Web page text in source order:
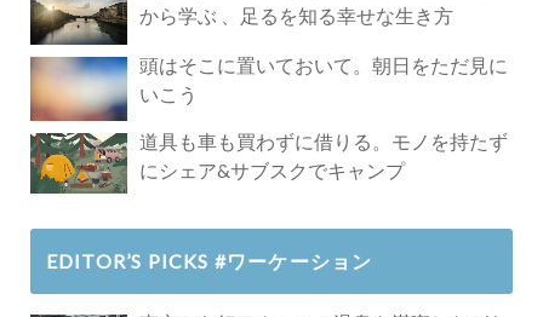
から学ぶ 、足るを知る幸せな生き方
頭はそこに置いておいて。朝日をただ見に
いこう
道具も車も買わずに借りる。モノを持たず
にシェア&サブスクでキャンプ
EDITOR’S PICKS #ワーケーション